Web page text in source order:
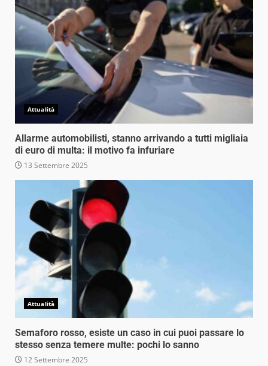
Attualità
Allarme automobilisti, stanno arrivando a tutti migliaia
di euro di multa: il motivo fa infuriare
13 Settembre 2025
Attualità
Semaforo rosso, esiste un caso in cui puoi passare lo
stesso senza temere multe: pochi lo sanno
12 Settembre 2025